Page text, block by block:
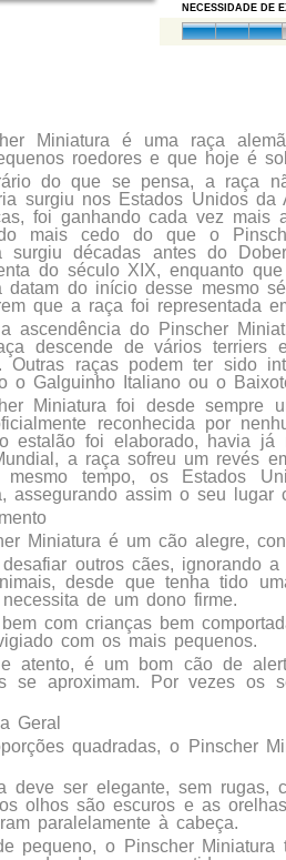
NECESSIDADE DE
Miniatura é uma raça
roedores e que hoje é
do que se pensa, a raça
surgiu nos Estados Unidos
foi ganhando cada vez mais
mais cedo do que o
surgiu décadas antes do
do século XIX, enquanto
datam do início desse mesmo
que a raça foi representada
ascendência do Pinscher
descende de vários terriers
Outras raças podem ter sido
o Galguinho Italiano ou o
Miniatura foi desde sempre
reconhecida por
estalão foi elaborado, havia
a raça sofreu um revés
tempo, os Estados
assegurando assim o seu
Miniatura é um cão alegre,
outros cães, ignorando
desde que tenha tido
de um dono firme.
com crianças bem
com os mais pequenos.
atento, é um bom cão de
se aproximam. Por vezes os
Geral
quadradas, o Pinscher
deve ser elegante, sem rugas,
olhos são escuros e as
paralelamente à cabeça.
pequeno, o Pinscher